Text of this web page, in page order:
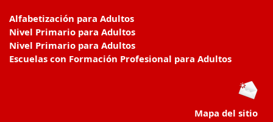
Alfabetización para Adultos
Nivel Primario para Adultos
Nivel Primario para Adultos
Escuelas con Formación Profesional para Adultos
Mapa del sitio